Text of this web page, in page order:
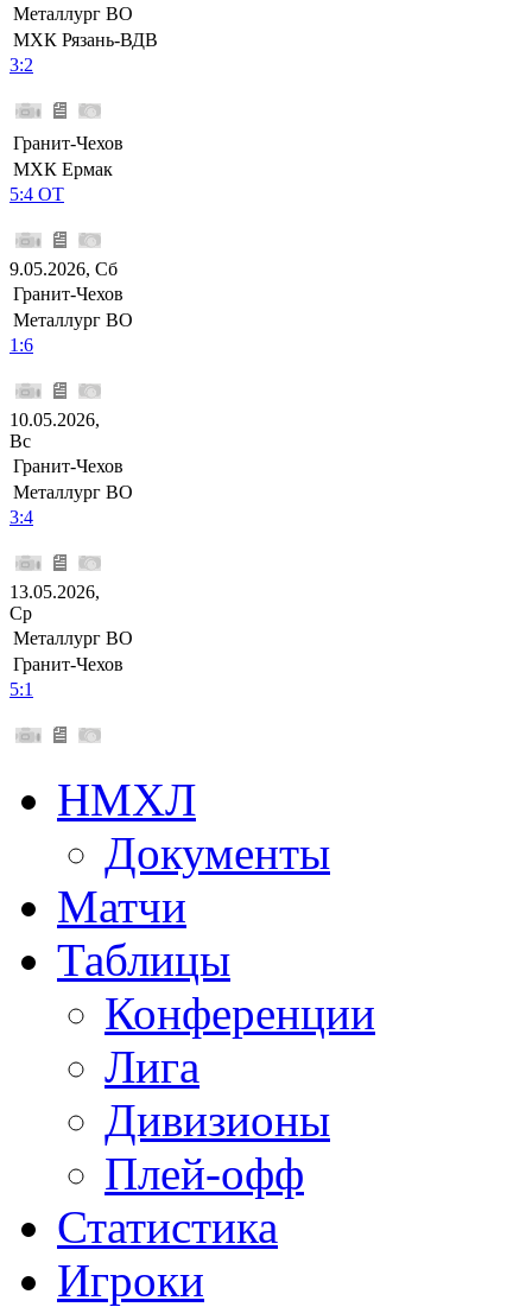
Металлург ВО
МХК Рязань-ВДВ
3:2
Гранит-Чехов
МХК Ермак
5:4 ОТ
9.05.2026, Сб
Гранит-Чехов
Металлург ВО
1:6
10.05.2026,
Вс
Гранит-Чехов
Металлург ВО
3:4
13.05.2026,
Ср
Металлург ВО
Гранит-Чехов
5:1
НМХЛ
Документы
Матчи
Таблицы
Конференции
Лига
Дивизионы
Плей-офф
Статистика
Игроки